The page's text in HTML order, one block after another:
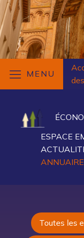
MENU
ESPACE
Toutes les